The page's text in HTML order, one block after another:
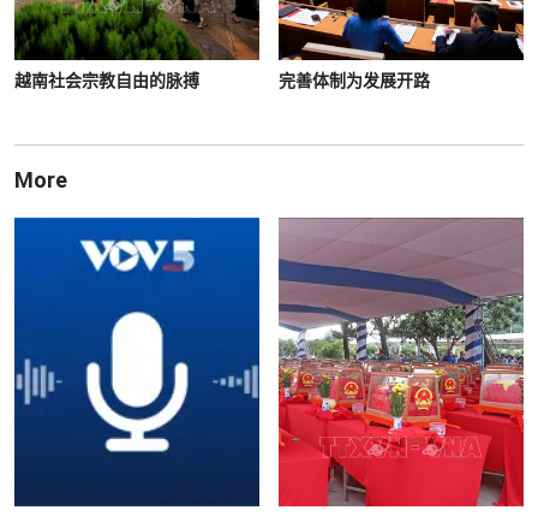
越南社会宗教自由的脉搏 完善体制为发展开路
More